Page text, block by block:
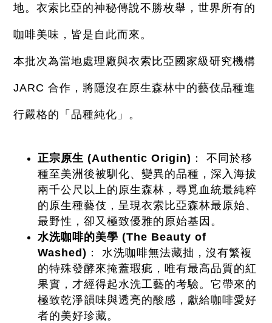
地。衣索比亞的神秘傳說不勝枚舉，世界所有的
咖啡美味，皆是自此而來。
本批次為當地處理廠與衣索比亞國家級研究機構
JARC 合作，將隱沒在原生森林中的藝伎品種進
行嚴格的「品種純化」。
正宗原生 (Authentic Origin) ： 不同於移
種至美洲後被馴化、變異的品種，深入海拔
兩千公尺以上的原生森林，尋覓血統最純粹
的原生種藝伎，呈現衣索比亞森林最原始、
最野性，卻又極致優雅的原始基因。
水洗咖啡的美學 (The Beauty of
Washed) ： 水洗咖啡無法藏拙，沒有繁複
的特殊發酵來掩蓋瑕疵，唯有最高品質的紅
果實，才經得起水洗工藝的考驗。它帶來的
極致乾淨韻味與透亮的酸感，獻給咖啡愛好
者的美好珍藏。